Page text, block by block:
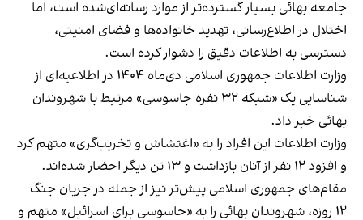
جامعه بهائی بسیار گسترده‌تر از موارد رسانه‌ای‌شده است، اما
اختلال در اطلاع‌رسانی، تهدید خانواده‌ها و فضای امنیتی،
دسترسی به اطلاعات دقیق را دشوار کرده است.
وزارت اطلاعات جمهوری اسلامی دی‌ماه ۱۴۰۴ در اطلاعیه‌ای از
شناسایی یک «شبکه ۳۲ نفره جاسوسی» مرتبط با شهروندان
بهائی خبر داد.
وزارت اطلاعات این افراد را به «اغتشاش و تخریب‌گری» متهم کرد
و افزود ۱۲ نفر از آنان بازداشت و ۱۳ تن دیگر احضار شده‌اند.
مقام‌های جمهوری اسلامی پیش‌تر نیز از جمله در جریان جنگ
۱۲ روزه، شهروندان بهائی را به «جاسوسی برای اسرائیل» متهم و